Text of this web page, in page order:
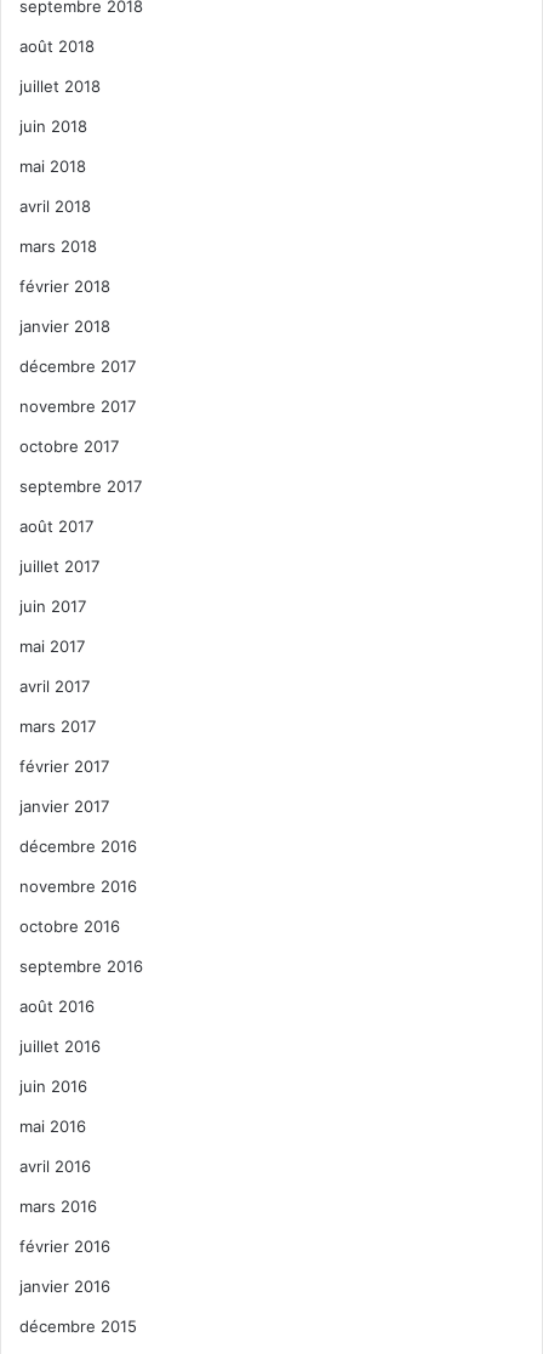
septembre 2018
août 2018
juillet 2018
juin 2018
mai 2018
avril 2018
mars 2018
février 2018
janvier 2018
décembre 2017
novembre 2017
octobre 2017
septembre 2017
août 2017
juillet 2017
juin 2017
mai 2017
avril 2017
mars 2017
février 2017
janvier 2017
décembre 2016
novembre 2016
octobre 2016
septembre 2016
août 2016
juillet 2016
juin 2016
mai 2016
avril 2016
mars 2016
février 2016
janvier 2016
décembre 2015